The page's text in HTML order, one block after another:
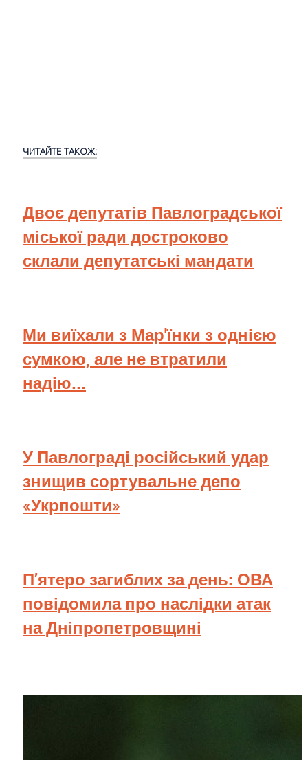
ЧИТАЙТЕ ТАКОЖ:
Двоє депутатів Павлоградської
міської ради достроково
склали депутатські мандати
Ми виїхали з Мар'їнки з однією
сумкою, але не втратили
надію...
У Павлограді російський удар
знищив сортувальне депо
«Укрпошти»
П’ятеро загиблих за день: ОВА
повідомила про наслідки атак
на Дніпропетровщині